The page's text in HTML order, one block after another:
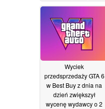
Wyciek
przedsprzedaży GTA 6
w Best Buy z dnia na
dzień zwiększył
wycenę wydawcy o 2